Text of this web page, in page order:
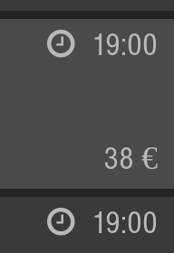
19:00
38 €
19:00